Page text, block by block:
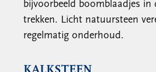
bijvoorbeeld boomblaadjes in
trekken. Licht natuursteen
regelmatig onderhoud.